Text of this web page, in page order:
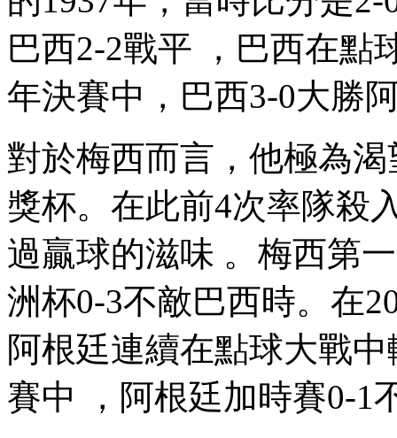
巴西2-2戰平  ，巴西在點
年決賽中，巴西3-0大勝
對於梅西而言，他極
獎杯。在此前4次率隊
過贏球的滋味 。梅西
洲杯0-3不敵巴西時。在
阿根廷連續在點球大戰中
賽中 ，阿根廷加時賽0-1